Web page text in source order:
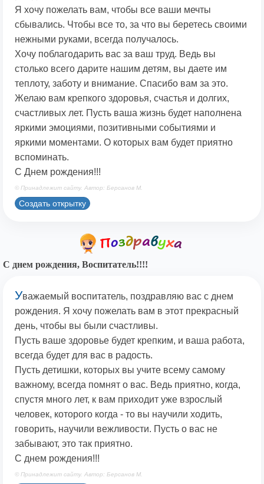
Я хочу пожелать вам, чтобы все ваши мечты
сбывались. Чтобы все то, за что вы беретесь своими
нежными руками, всегда получалось.
Хочу поблагодарить вас за ваш труд. Ведь вы
столько всего дарите нашим детям, вы даете им
теплоту, заботу и внимание. Спасибо вам за это.
Желаю вам крепкого здоровья, счастья и долгих,
счастливых лет. Пусть ваша жизнь будет наполнена
яркими эмоциями, позитивными событиями и
яркими моментами. О которых вам будет приятно
вспоминать.
С Днем рождения!!!
© Принадлежит сайту. Автор: Берсанов М.
Создать открытку
С днем рождения, Воспитатель!!!!
Уважаемый воспитатель, поздравляю вас с днем
рождения. Я хочу пожелать вам в этот прекрасный
день, чтобы вы были счастливы.
Пусть ваше здоровье будет крепким, и ваша работа,
всегда будет для вас в радость.
Пусть детишки, которых вы учите всему самому
важному, всегда помнят о вас. Ведь приятно, когда,
спустя много лет, к вам приходит уже взрослый
человек, которого когда - то вы научили ходить,
говорить, научили вежливости. Пусть о вас не
забывают, это так приятно.
С днем рождения!!!
© Принадлежит сайту. Автор: Берсанов М.